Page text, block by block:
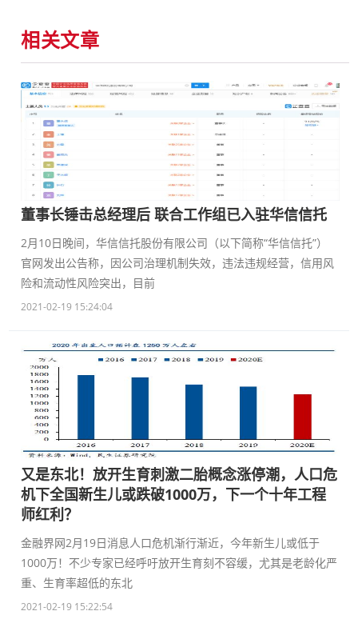
相关文章
董事长锤击总经理后 联合工作组已入驻华信信托
2月10日晚间，华信信托股份有限公司（以下简称“华信信托”）
官网发出公告称，因公司治理机制失效，违法违规经营，信用风
险和流动性风险突出，目前
2021-02-19 15:24:04
又是东北！放开生育刺激二胎概念涨停潮，人口危
机下全国新生儿或跌破1000万，下一个十年工程
师红利？
金融界网2月19日消息人口危机渐行渐近，今年新生儿或低于
1000万！不少专家已经呼吁放开生育刻不容缓，尤其是老龄化严
重、生育率超低的东北
2021-02-19 15:22:54